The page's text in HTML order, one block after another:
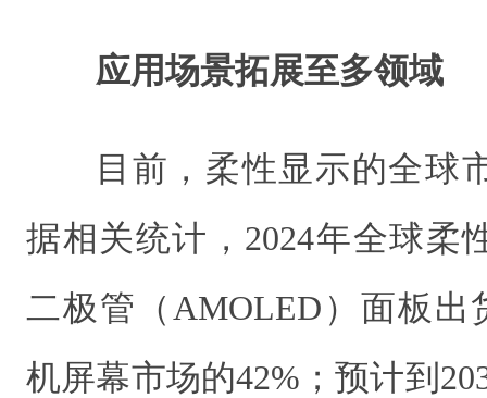
应用场景拓展至多领域
目前，柔性显示的全球
据相关统计，2024年全球柔
二极管（AMOLED）面板出
机屏幕市场的42%；预计到